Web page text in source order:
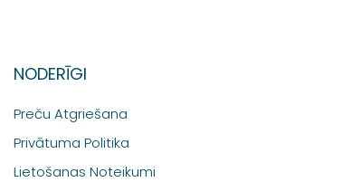
NODERĪGI
Preču Atgriešana
Privātuma Politika
Lietošanas Noteikumi